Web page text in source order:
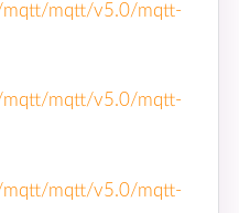
mqtt/mqtt/v5.0/mqtt-
mqtt/mqtt/v5.0/mqtt-
mqtt/mqtt/v5.0/mqtt-